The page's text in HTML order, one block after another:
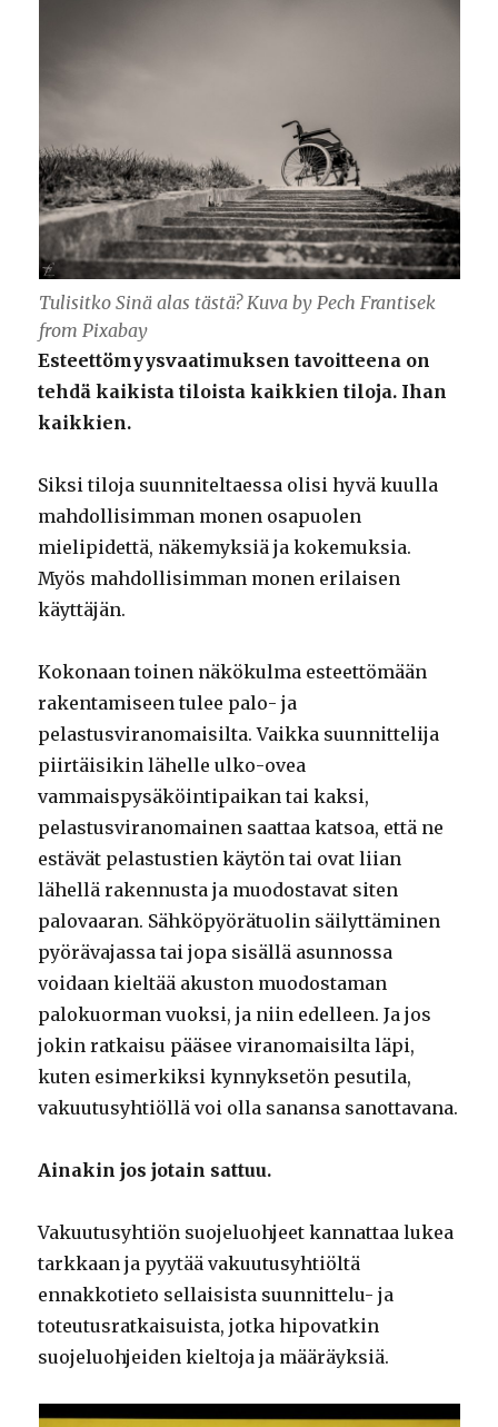
Tulisitko Sinä alas tästä? Kuva by Pech Frantisek
from Pixabay
Esteettömyysvaatimuksen tavoitteena on
tehdä kaikista tiloista kaikkien tiloja. Ihan
kaikkien.
Siksi tiloja suunniteltaessa olisi hyvä kuulla
mahdollisimman monen osapuolen
mielipidettä, näkemyksiä ja kokemuksia.
Myös mahdollisimman monen erilaisen
käyttäjän.
Kokonaan toinen näkökulma esteettömään
rakentamiseen tulee palo- ja
pelastusviranomaisilta. Vaikka suunnittelija
piirtäisikin lähelle ulko-ovea
vammaispysäköintipaikan tai kaksi,
pelastusviranomainen saattaa katsoa, että ne
estävät pelastustien käytön tai ovat liian
lähellä rakennusta ja muodostavat siten
palovaaran. Sähköpyörätuolin säilyttäminen
pyörävajassa tai jopa sisällä asunnossa
voidaan kieltää akuston muodostaman
palokuorman vuoksi, ja niin edelleen. Ja jos
jokin ratkaisu pääsee viranomaisilta läpi,
kuten esimerkiksi kynnyksetön pesutila,
vakuutusyhtiöllä voi olla sanansa sanottavana.
Ainakin jos jotain sattuu.
Vakuutusyhtiön suojeluohjeet kannattaa lukea
tarkkaan ja pyytää vakuutusyhtiöltä
ennakkotieto sellaisista suunnittelu- ja
toteutusratkaisuista, jotka hipovatkin
suojeluohjeiden kieltoja ja määräyksiä.